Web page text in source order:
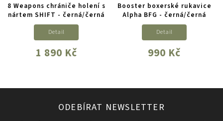
8 Weapons chrániče holení s
nártem SHIFT - černá/černá
1 890 Kč
Detail
Booster boxerské rukavice
Alpha BFG - černá/černá
990 Kč
Detail
ODEBÍRAT NEWSLETTER